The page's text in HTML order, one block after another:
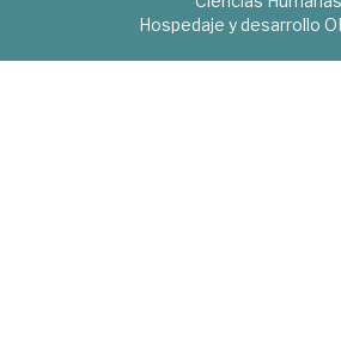
Hospedaje y desarrollo